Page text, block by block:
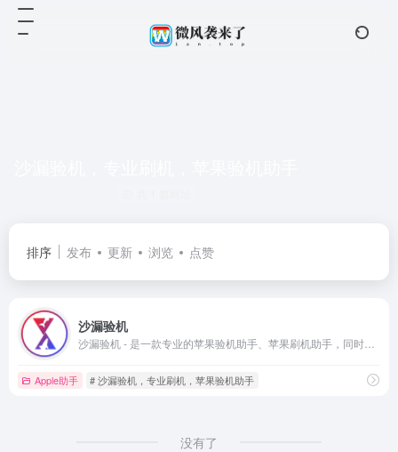
排序 发布 更新 浏览 点赞
沙漏验机
Apple助手 # 沙漏验机，专业刷机，苹果验机助手
没有了